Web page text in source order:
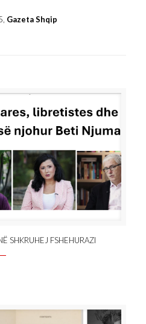
Gazeta Shqip
SHKRUHEJ FSHEHURAZI